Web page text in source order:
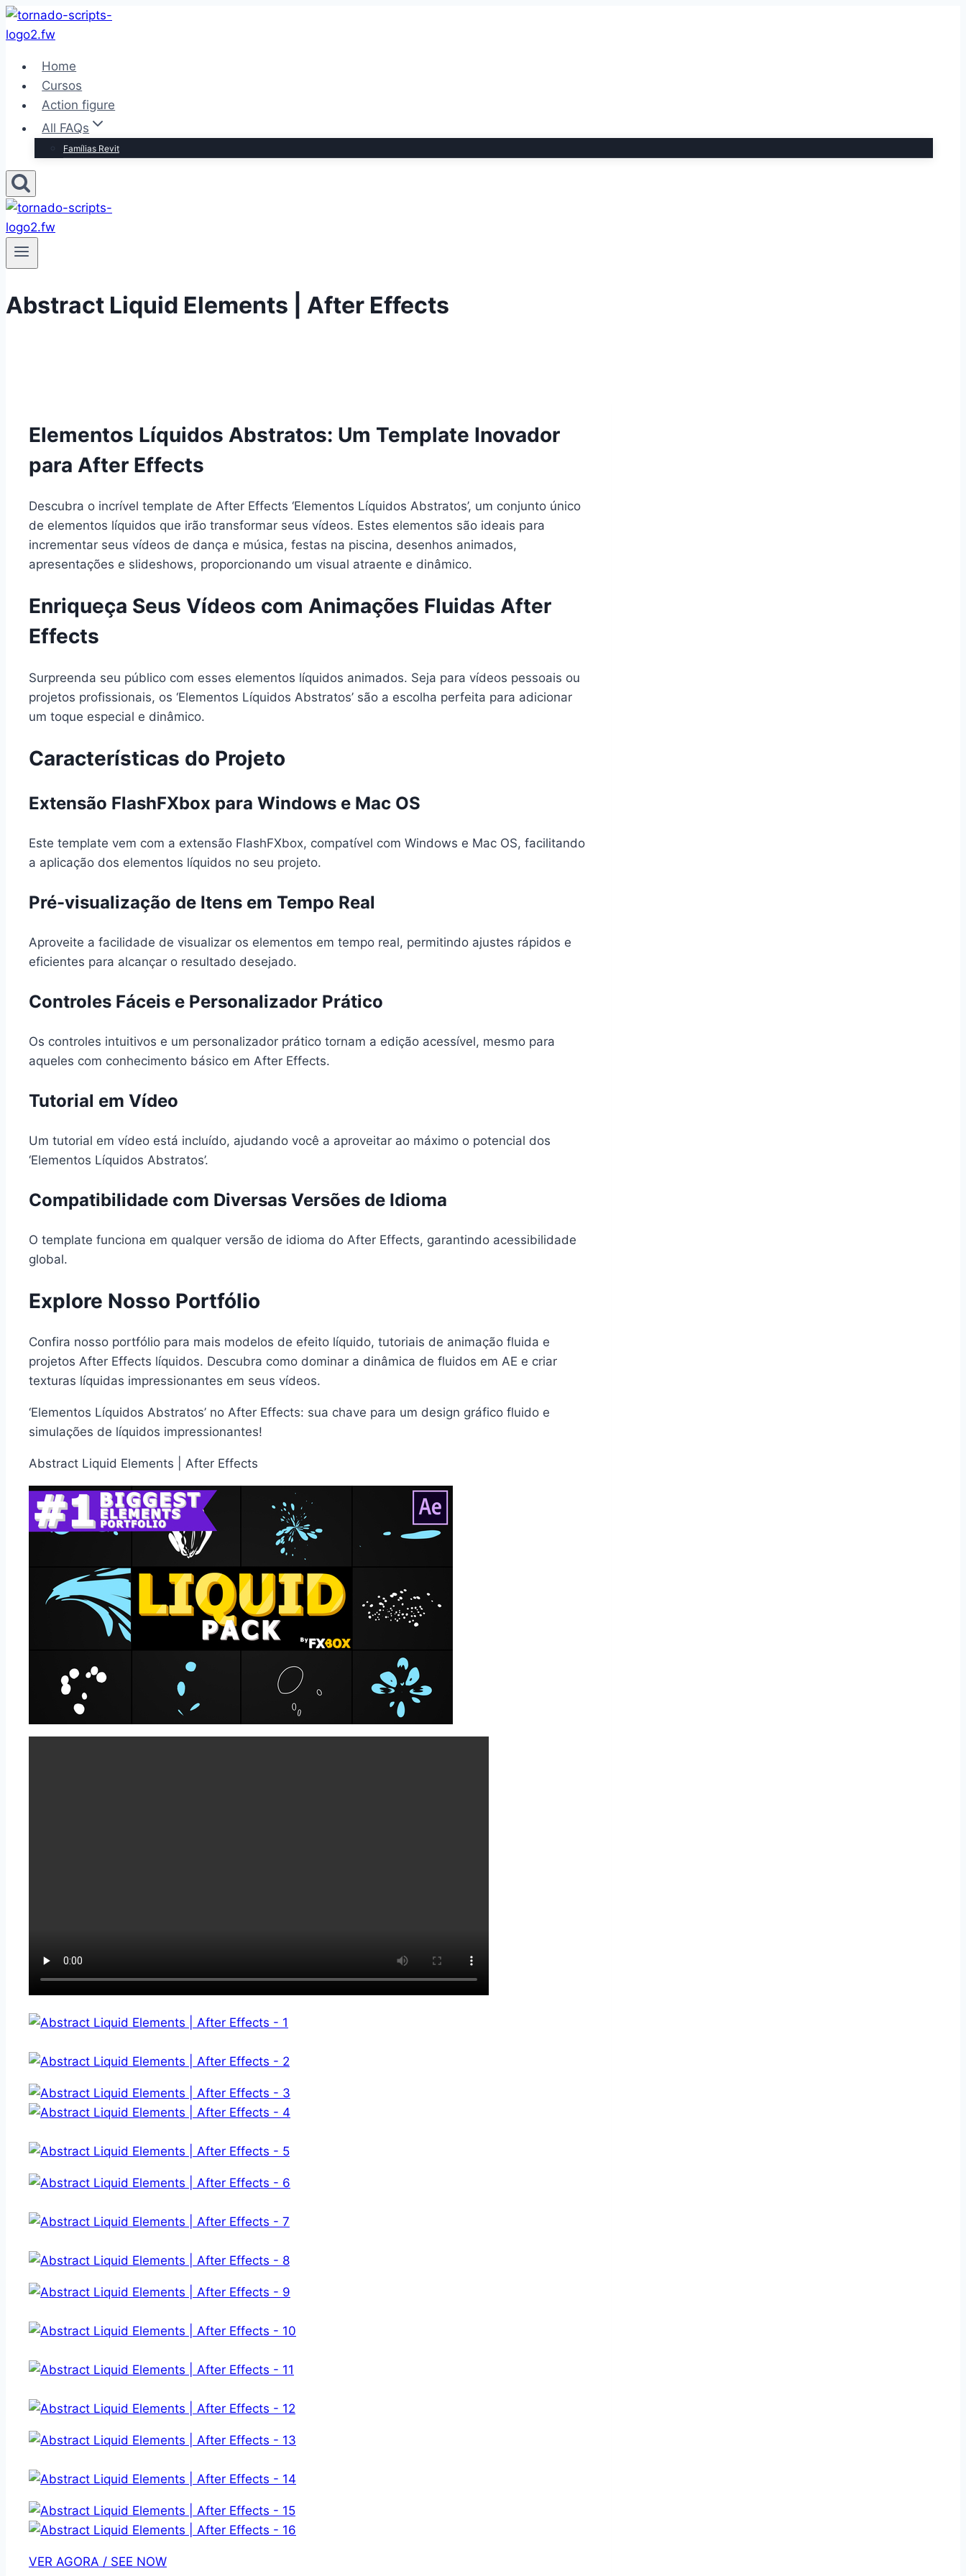
Pular
para
Conteúdo
Home
Cursos
Action figure
All FAQs
Famílias Revit
Abstract Liquid Elements | After Effects
Elementos Líquidos Abstratos: Um Template Inovador
para After Effects
Descubra o incrível template de After Effects ‘Elementos Líquidos Abstratos’, um conjunto único
de elementos líquidos que irão transformar seus vídeos. Estes elementos são ideais para
incrementar seus vídeos de dança e música, festas na piscina, desenhos animados,
apresentações e slideshows, proporcionando um visual atraente e dinâmico.
Enriqueça Seus Vídeos com Animações Fluidas After
Effects
Surpreenda seu público com esses elementos líquidos animados. Seja para vídeos pessoais ou
projetos profissionais, os ‘Elementos Líquidos Abstratos’ são a escolha perfeita para adicionar
um toque especial e dinâmico.
Características do Projeto
Extensão FlashFXbox para Windows e Mac OS
Este template vem com a extensão FlashFXbox, compatível com Windows e Mac OS, facilitando
a aplicação dos elementos líquidos no seu projeto.
Pré-visualização de Itens em Tempo Real
Aproveite a facilidade de visualizar os elementos em tempo real, permitindo ajustes rápidos e
eficientes para alcançar o resultado desejado.
Controles Fáceis e Personalizador Prático
Os controles intuitivos e um personalizador prático tornam a edição acessível, mesmo para
aqueles com conhecimento básico em After Effects.
Tutorial em Vídeo
Um tutorial em vídeo está incluído, ajudando você a aproveitar ao máximo o potencial dos
‘Elementos Líquidos Abstratos’.
Compatibilidade com Diversas Versões de Idioma
O template funciona em qualquer versão de idioma do After Effects, garantindo acessibilidade
global.
Explore Nosso Portfólio
Confira nosso portfólio para mais modelos de efeito líquido, tutoriais de animação fluida e
projetos After Effects líquidos. Descubra como dominar a dinâmica de fluidos em AE e criar
texturas líquidas impressionantes em seus vídeos.
‘Elementos Líquidos Abstratos’ no After Effects: sua chave para um design gráfico fluido e
simulações de líquidos impressionantes!
Abstract Liquid Elements | After Effects
VER AGORA / SEE NOW